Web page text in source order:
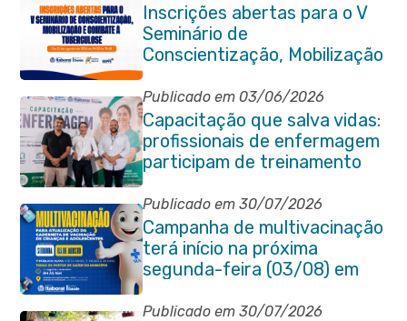
Inscrições abertas para o V
Seminário de
Conscientização, Mobilização
e Combate à Tuberculose em
Itaboraí
Publicado em 03/06/2026
Capacitação que salva vidas:
profissionais de enfermagem
participam de treinamento
em primeiros socorros em
Itaboraí
Publicado em 30/07/2026
Campanha de multivacinação
terá início na próxima
segunda-feira (03/08) em
Itaboraí
Publicado em 30/07/2026